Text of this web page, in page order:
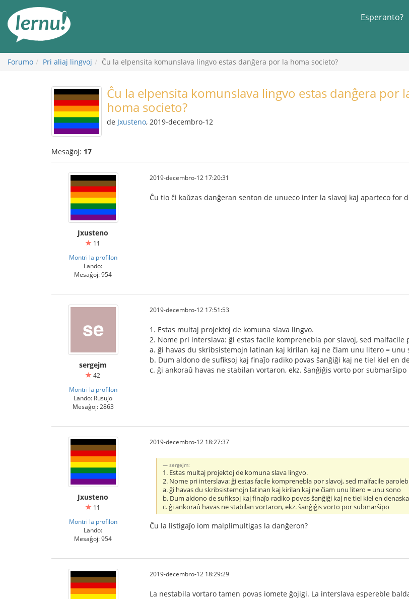
enhavo
Esperanto?
Forumo Pri aliaj lingvoj Ĉu la elpensita komunslava lingvo estas danĝera por la homa societo?
Ĉu la elpensita komunslava lingvo estas danĝera por
homa societo?
de Jxusteno, 2019-decembro-12
Mesaĝoj: 17
Jxusteno
11
Montri la profilon
Lando:
Mesaĝoj: 954
2019-decembro-12 17:20:31
Ĉu tio ĉi kaŭzas danĝeran senton de unueco inter la slavoj kaj aparteco for
sergejm
42
Montri la profilon
Lando: Rusujo
Mesaĝoj: 2863
2019-decembro-12 17:51:53
1. Estas multaj projektoj de komuna slava lingvo.
2. Nome pri interslava: ĝi estas facile komprenebla por slavoj, sed malfacile
a. ĝi havas du skribsistemojn latinan kaj kirilan kaj ne ĉiam unu litero = unu
b. Dum aldono de sufiksoj kaj finaĵo radiko povas ŝanĝiĝi kaj ne tiel kiel en
c. ĝi ankoraû havas ne stabilan vortaron, ekz. ŝanĝiĝis vorto por submarŝipo
Jxusteno
11
Montri la profilon
Lando:
Mesaĝoj: 954
2019-decembro-12 18:27:37
sergejm:
1. Estas multaj projektoj de komuna slava lingvo.
2. Nome pri interslava: ĝi estas facile komprenebla por slavoj, sed malfacile
a. ĝi havas du skribsistemojn latinan kaj kirilan kaj ne ĉiam unu litero = unu sono
b. Dum aldono de sufiksoj kaj finaĵo radiko povas ŝanĝiĝi kaj ne tiel kiel en
c. ĝi ankoraû havas ne stabilan vortaron, ekz. ŝanĝiĝis vorto por submarŝipo
Ĉu la listigaĵo iom malplimultigas la danĝeron?
2019-decembro-12 18:29:29
La nestabila vortaro tamen povas iomete ĝojigi. La interslava espereble